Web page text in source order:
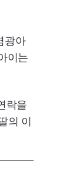
광아
이는
락을
의 이